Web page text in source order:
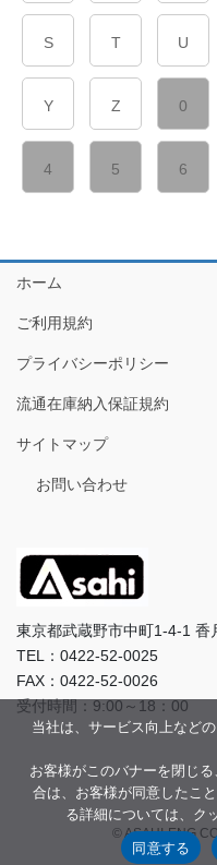
S T U
Y Z 0
4 5 6
ホーム
ご利用規約
プライバシーポリシー
流通在庫納入保証規約
サイトマップ
お問い合わせ
東京都武蔵野市中町1-4-1 香
TEL：0422-52-0025
FAX：0422-52-0026
受付時間：9:00～18：00
© ASAHI-ENG
当社は、サービス向上など
お客様がこのバナーを閉じ
合は、お客様が同意したこ
る詳細については、ク
同意する